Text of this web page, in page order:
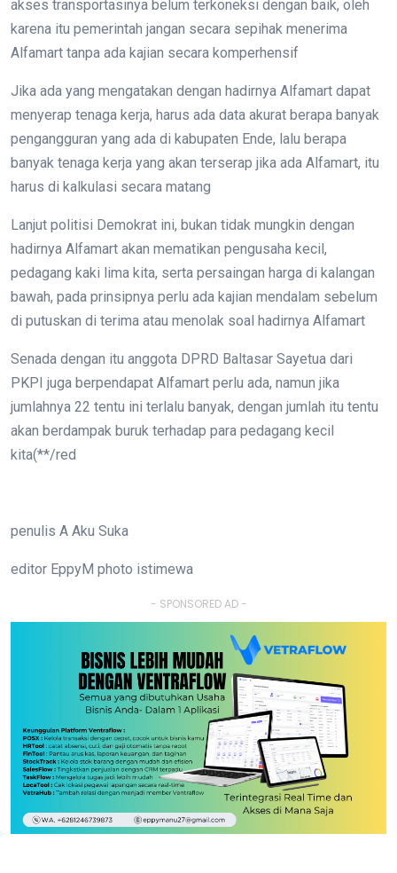
akses transportasinya belum terkoneksi dengan baik, oleh
karena itu pemerintah jangan secara sepihak menerima
Alfamart tanpa ada kajian secara komperhensif
Jika ada yang mengatakan dengan hadirnya Alfamart dapat
menyerap tenaga kerja, harus ada data akurat berapa banyak
pengangguran yang ada di kabupaten Ende, lalu berapa
banyak tenaga kerja yang akan terserap jika ada Alfamart, itu
harus di kalkulasi secara matang
Lanjut politisi Demokrat ini, bukan tidak mungkin dengan
hadirnya Alfamart akan mematikan pengusaha kecil,
pedagang kaki lima kita, serta persaingan harga di kalangan
bawah, pada prinsipnya perlu ada kajian mendalam sebelum
di putuskan di terima atau menolak soal hadirnya Alfamart
Senada dengan itu anggota DPRD Baltasar Sayetua dari
PKPI juga berpendapat Alfamart perlu ada, namun jika
jumlahnya 22 tentu ini terlalu banyak, dengan jumlah itu tentu
akan berdampak buruk terhadap para pedagang kecil
kita(**/red
penulis A Aku Suka
editor EppyM photo istimewa
- SPONSORED AD -